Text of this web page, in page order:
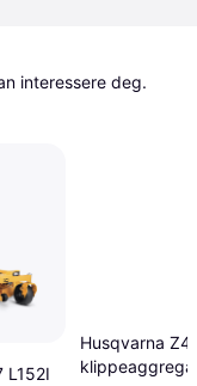
L152I
Husqvarna